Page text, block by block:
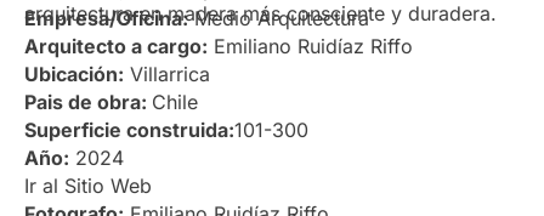
Empresa/Oficina:Medio Arquitectura
Arquitecto a cargo: Emiliano Ruidíaz Riffo
Ubicación: Villarrica
Pais de obra: Chile
Superficie construida:101-300
Año: 2024
Ir al Sitio Web
arquitectura en madera más consciente y duradera.